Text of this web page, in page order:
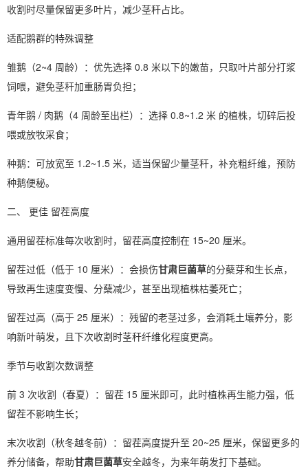
收割时尽量保留更多叶片，减少茎秆占比。
适配鹅群的特殊调整
雏鹅（2~4 周龄）：优先选择 0.8 米以下的嫩苗，只取叶片部分打浆
饲喂，避免茎秆加重肠胃负担；
青年鹅 / 肉鹅（4 周龄至出栏）：选择 0.8~1.2 米 的植株，切碎后投
喂或放牧采食；
种鹅：可放宽至 1.2~1.5 米，适当保留少量茎秆，补充粗纤维，预防
种鹅便秘。
二、 更佳 留茬高度
通用留茬标准每次收割时，留茬高度控制在 15~20 厘米。
留茬过低（低于 10 厘米）：会损伤甘肃巨菌草的分蘖芽和生长点，
导致再生速度变慢、分蘖减少，甚至出现植株枯萎死亡；
留茬过高（高于 25 厘米）：残留的老茎过多，会消耗土壤养分，影
响新叶萌发，且下次收割时茎秆纤维化程度更高。
季节与收割次数调整
前 3 次收割（春夏）：留茬 15 厘米即可，此时植株再生能力强，低
留茬不影响生长；
末次收割（秋冬越冬前）：留茬高度提升至 20~25 厘米，保留更多的
养分储备，帮助甘肃巨菌草安全越冬，为来年萌发打下基础。